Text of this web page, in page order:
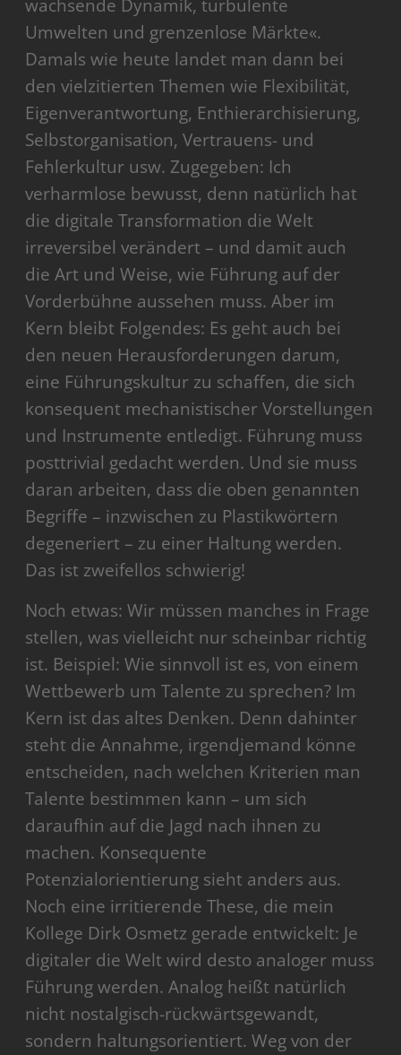
wachsende Dynamik, turbulente
Umwelten und grenzenlose Märkte«.
Damals wie heute landet man dann bei
den vielzitierten Themen wie Flexibilität,
Eigenverantwortung, Enthierarchisierung,
Selbstorganisation, Vertrauens- und
Fehlerkultur usw. Zugegeben: Ich
verharmlose bewusst, denn natürlich hat
die digitale Transformation die Welt
irreversibel verändert – und damit auch
die Art und Weise, wie Führung auf der
Vorderbühne aussehen muss. Aber im
Kern bleibt Folgendes: Es geht auch bei
den neuen Herausforderungen darum,
eine Führungskultur zu schaffen, die sich
konsequent mechanistischer Vorstellungen
und Instrumente entledigt. Führung muss
posttrivial gedacht werden. Und sie muss
daran arbeiten, dass die oben genannten
Begriffe – inzwischen zu Plastikwörtern
degeneriert – zu einer Haltung werden.
Das ist zweifellos schwierig!
Noch etwas: Wir müssen manches in Frage
stellen, was vielleicht nur scheinbar richtig
ist. Beispiel: Wie sinnvoll ist es, von einem
Wettbewerb um Talente zu sprechen? Im
Kern ist das altes Denken. Denn dahinter
steht die Annahme, irgendjemand könne
entscheiden, nach welchen Kriterien man
Talente bestimmen kann – um sich
daraufhin auf die Jagd nach ihnen zu
machen. Konsequente
Potenzialorientierung sieht anders aus.
Noch eine irritierende These, die mein
Kollege Dirk Osmetz gerade entwickelt: Je
digitaler die Welt wird desto analoger muss
Führung werden. Analog heißt natürlich
nicht nostalgisch-rückwärtsgewandt,
sondern haltungsorientiert. Weg von der